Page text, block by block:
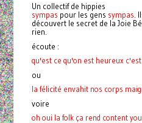
Un collectif de hippies
sympas pour les gens sympas .
découvert le secret de la Joie
rien.
écoute :
qu'est ce qu'on est heureux c'est
ou
la félicité envahit nos corps
voire
oh oui la folk ça rend content